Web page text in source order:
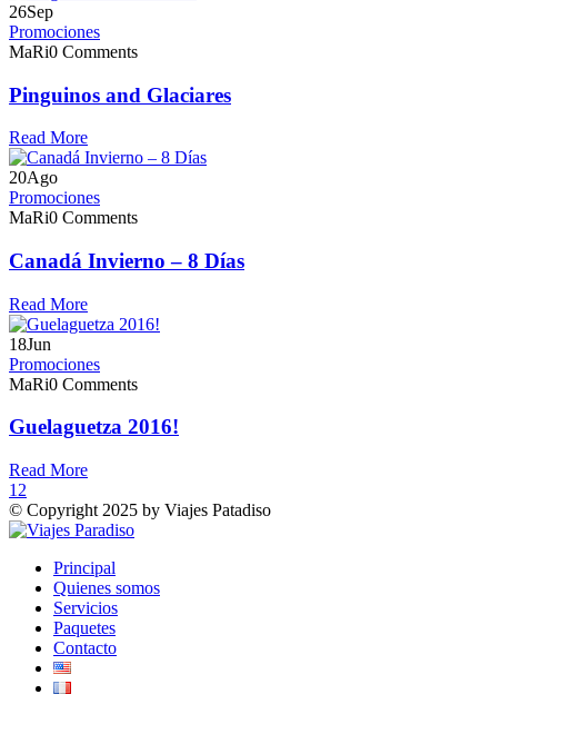
26Sep
Promociones
MaRi0 Comments
Pinguinos and Glaciares
Read More
20Ago
Promociones
MaRi0 Comments
Canadá Invierno – 8 Días
Read More
18Jun
Promociones
MaRi0 Comments
Guelaguetza 2016!
Read More
1 2
© Copyright 2025 by Viajes Patadiso
Principal
Quienes somos
Servicios
Paquetes
Contacto